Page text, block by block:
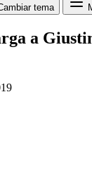
tema
a